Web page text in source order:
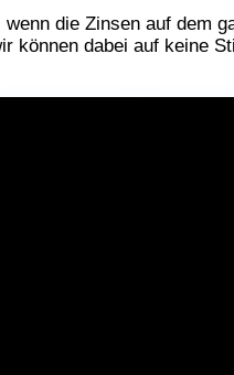
die Zinsen auf dem
können dabei auf keine